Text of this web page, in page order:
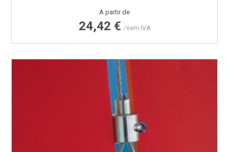
Preço
A partir de
24,42 € /sem IVA